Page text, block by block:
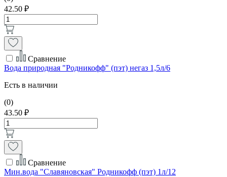
42.50 ₽
Сравнение
Вода природная "Родникофф" (пэт) негаз 1,5л/6
Есть в наличии
(0)
43.50 ₽
Сравнение
Мин.вода "Славяновская" Родникофф (пэт) 1л/12